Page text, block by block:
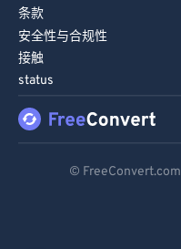
条款
安全性与合规性
接触
status
© FreeConvert.com